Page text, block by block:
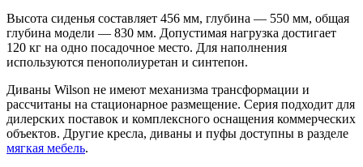
Высота сиденья составляет 456 мм, глубина — 550 мм, общая
глубина модели — 830 мм. Допустимая нагрузка достигает
120 кг на одно посадочное место. Для наполнения
используются пенополиуретан и синтепон.
Диваны Wilson не имеют механизма трансформации и
рассчитаны на стационарное размещение. Серия подходит для
дилерских поставок и комплексного оснащения коммерческих
объектов. Другие кресла, диваны и пуфы доступны в разделе
мягкая мебель.